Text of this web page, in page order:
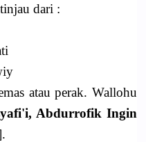
dari :
atau perak. Wallohu
Abdurrofik Ingin